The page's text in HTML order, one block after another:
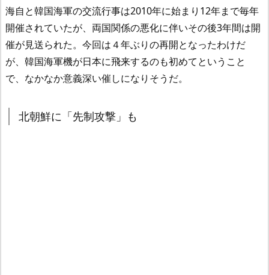
海自と韓国海軍の交流行事は2010年に始まり12年まで毎年
開催されていたが、両国関係の悪化に伴いその後3年間は開
催が見送られた。今回は４年ぶりの再開となったわけだ
が、韓国海軍機が日本に飛来するのも初めてということ
で、なかなか意義深い催しになりそうだ。
北朝鮮に「先制攻撃」も